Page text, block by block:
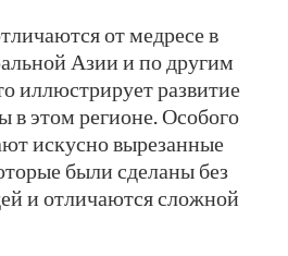
от медресе в
Азии и по другим
иллюстрирует развитие
в этом регионе. Особого
искусно вырезанные
были сделаны без
и отличаются сложной